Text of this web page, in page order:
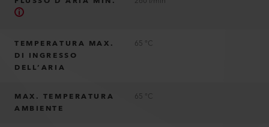
TEMPERATURA MAX.
DI INGRESSO
DELL’ARIA
65 °C
MAX. TEMPERATURA
AMBIENTE
65 °C